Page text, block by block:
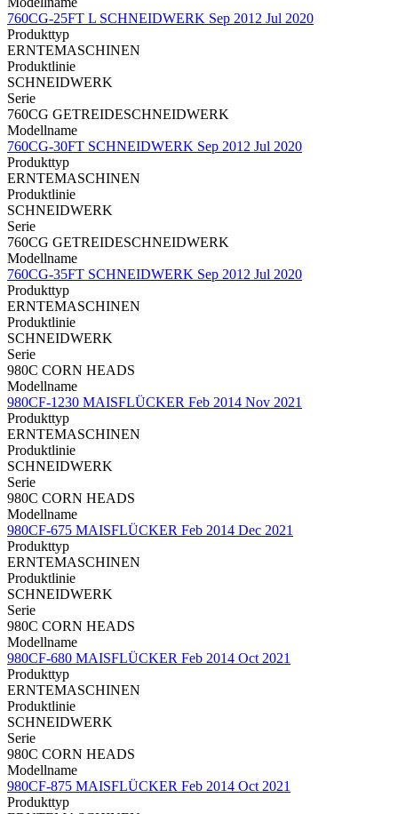
760CG-25FT L SCHNEIDWERK Sep 2012 Jul 2020
Produkttyp
ERNTEMASCHINEN
Produktlinie
SCHNEIDWERK
Serie
760CG GETREIDESCHNEIDWERK
Modellname
760CG-30FT SCHNEIDWERK Sep 2012 Jul 2020
Produkttyp
ERNTEMASCHINEN
Produktlinie
SCHNEIDWERK
Serie
760CG GETREIDESCHNEIDWERK
Modellname
760CG-35FT SCHNEIDWERK Sep 2012 Jul 2020
Produkttyp
ERNTEMASCHINEN
Produktlinie
SCHNEIDWERK
Serie
980C CORN HEADS
Modellname
980CF-1230 MAISFLÜCKER Feb 2014 Nov 2021
Produkttyp
ERNTEMASCHINEN
Produktlinie
SCHNEIDWERK
Serie
980C CORN HEADS
Modellname
980CF-675 MAISFLÜCKER Feb 2014 Dec 2021
Produkttyp
ERNTEMASCHINEN
Produktlinie
SCHNEIDWERK
Serie
980C CORN HEADS
Modellname
980CF-680 MAISFLÜCKER Feb 2014 Oct 2021
Produkttyp
ERNTEMASCHINEN
Produktlinie
SCHNEIDWERK
Serie
980C CORN HEADS
Modellname
980CF-875 MAISFLÜCKER Feb 2014 Oct 2021
Produkttyp